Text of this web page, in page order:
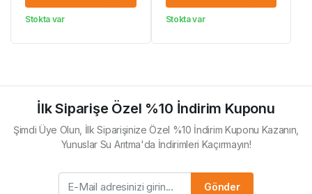
Stokta var Stokta var
İlk Siparişe Özel %10 İndirim Kuponu
Şimdi Üye Olun, İlk Siparişinize Özel %10 İndirim Kuponu Kazanın,
Yunuslar Su Arıtma'da İndirimleri Kaçırmayın!
Gönder